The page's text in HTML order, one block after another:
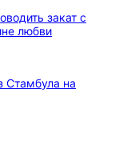
закат с
любви